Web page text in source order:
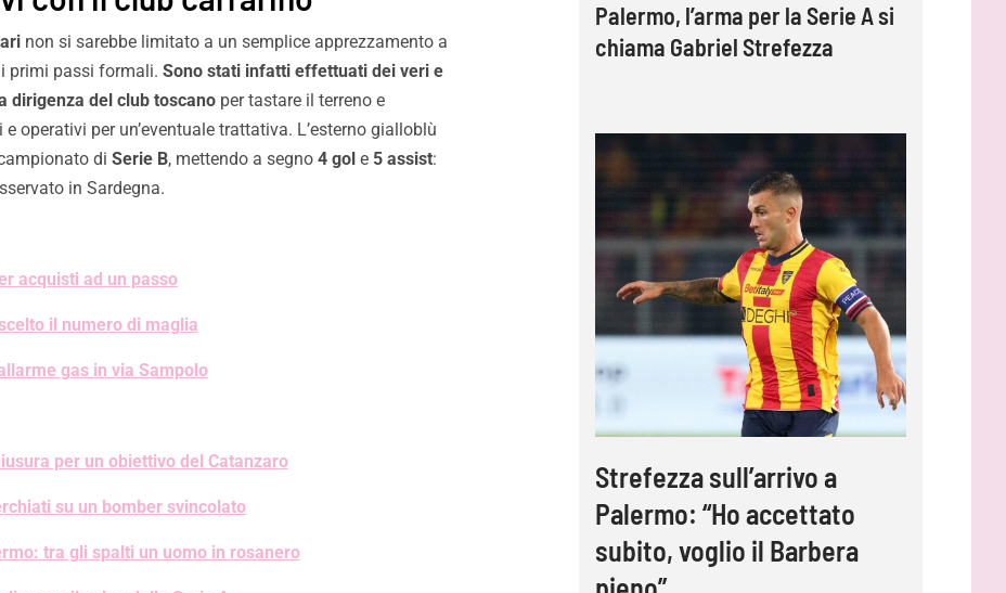
non si sarebbe limitato a un semplice apprezzamento a
primi passi formali. Sono stati infatti effettuati dei veri e
dirigenza del club toscanoper tastare il terreno e
operativi per un’eventuale trattativa. L’esterno gialloblù
di Serie B, mettendo a segno 4 gole 5 assist:
in Sardegna.
acquisti ad un passo
il numero di maglia
gas in via Sampolo
per un obiettivo del Catanzaro
su un bomber svincolato
tra gli spalti un uomo in rosanero
Palermo, l’arma per la Serie A si
chiama Gabriel Strefezza
Strefezza sull’arrivo a
Palermo: “Ho accettato
subito, voglio il Barbera